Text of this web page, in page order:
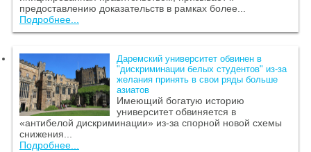
предоставлению доказательств в рамках более...
Подробнее...
Даремский университет обвинен в
"дискриминации белых студентов" из-за
желания принять в свои ряды больше
азиатов
Имеющий богатую историю
университет обвиняется в
«антибелой дискриминации» из-за спорной новой схемы
снижения...
Подробнее...